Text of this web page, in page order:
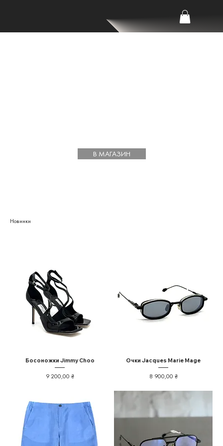
В МАГАЗИН
Босоножки Jimmy Choo
Ціна
9 200,00 ₴
Очки Jacques Marie Mage
Ціна
8 900,00 ₴
Новинки